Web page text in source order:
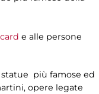
e alle persone
più famose ed
opere legate